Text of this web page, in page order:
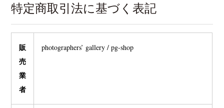
特定商取引法に基づく表記
販
売
業
者
photographers’ gallery / pg-shop